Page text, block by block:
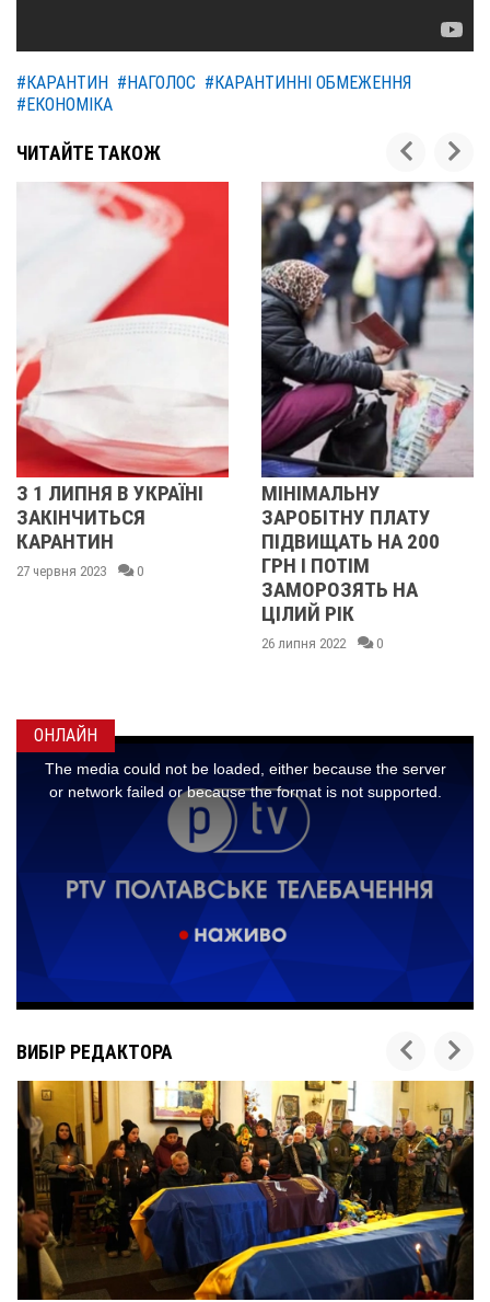
#КАРАНТИН #НАГОЛОС #КАРАНТИННІ ОБМЕЖЕННЯ
#ЕКОНОМІКА
ЧИТАЙТЕ ТАКОЖ
МІНІМАЛЬНУ
ЗАРОБІТНУ ПЛАТУ
ПІДВИЩАТЬ НА 200
ГРН І ПОТІМ
ЧЕРЕЗ СТРИБОК
ДОЛАРА ДО
РОКУ В УКРАЇНІ
ЗНАЧНО
ПРОДУКТИ
ХАРЧУВАННЯ ТА
ОНЛАЙН
ВИБІР РЕДАКТОРА